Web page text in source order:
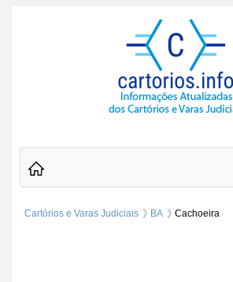
Cartórios e Varas Judiciais BA Cachoeira